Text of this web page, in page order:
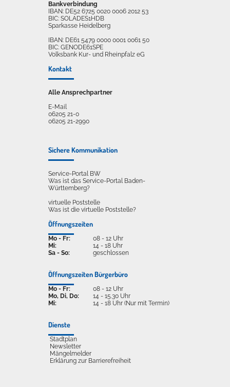
Bankverbindung
IBAN: DE52 6725 0020 0006 2012 53
BIC: SOLADES1HDB
Sparkasse Heidelberg
IBAN: DE61 5479 0000 0001 0061 50
BIC: GENODE61SPE
Volksbank Kur- und Rheinpfalz eG
Kontakt
Alle Ansprechpartner
E-Mail
06205 21-0
06205 21-2990
Sichere Kommunikation
Service-Portal BW
Was ist das Service-Portal Baden-
Württemberg?
virtuelle Poststelle
Was ist die virtuelle Poststelle?
Öffnungszeiten
Mo - Fr:
Mi:
Sa - So:
08 - 12 Uhr
14 - 18 Uhr
geschlossen
Öffnungszeiten Bürgerbüro
Mo - Fr:
Mo, Di, Do:
Mi:
08 - 12 Uhr
14 - 15.30 Uhr
14 - 18 Uhr (Nur mit Termin)
Dienste
Stadtplan
Newsletter
Mängelmelder
Erklärung zur Barrierefreiheit